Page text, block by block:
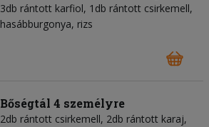
3db rántott karfiol, 1db rántott csirkemell,
hasábburgonya, rizs
Bőségtál 4 személyre
2db rántott csirkemell, 2db rántott karaj,